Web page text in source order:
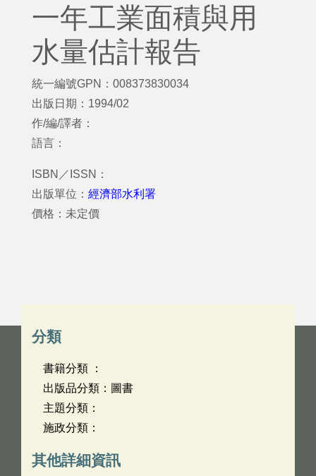
一年工業面積與用
水量估計報告
統一編號GPN：008373830034
出版日期：1994/02
作/編/譯者：
語言：
ISBN／ISSN：
出版單位： 經濟部水利署
價格：未定價
分類
書籍分類 ：
出版品分類：圖書
主題分類：
施政分類：
其他詳細資訊